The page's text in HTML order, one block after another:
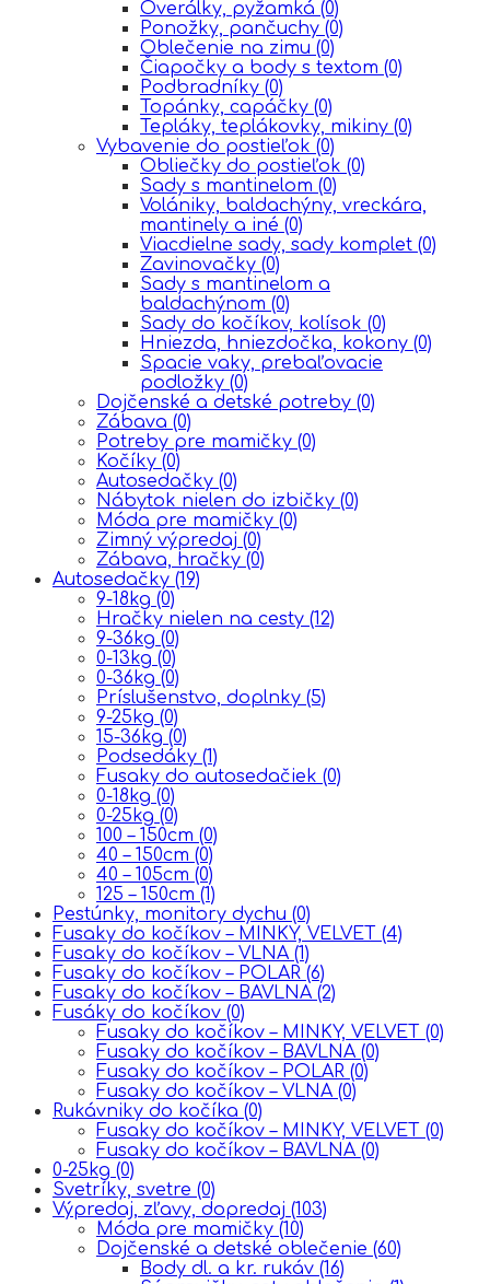
Overálky, pyžamká (0)
Ponožky, pančuchy (0)
Oblečenie na zimu (0)
Čiapočky a body s textom (0)
Podbradníky (0)
Topánky, capáčky (0)
Tepláky, teplákovky, mikiny (0)
Vybavenie do postieľok (0)
Obliečky do postieľok (0)
Sady s mantinelom (0)
Volániky, baldachýny, vreckára,
mantinely a iné (0)
Viacdielne sady, sady komplet (0)
Zavinovačky (0)
Sady s mantinelom a
baldachýnom (0)
Sady do kočíkov, kolísok (0)
Hniezda, hniezdočka, kokony (0)
Spacie vaky, prebaľovacie
podložky (0)
Dojčenské a detské potreby (0)
Zábava (0)
Potreby pre mamičky (0)
Kočíky (0)
Autosedačky (0)
Nábytok nielen do izbičky (0)
Móda pre mamičky (0)
Zimný výpredaj (0)
Zábava, hračky (0)
Autosedačky (19)
9-18kg (0)
Hračky nielen na cesty (12)
9-36kg (0)
0-13kg (0)
0-36kg (0)
Príslušenstvo, doplnky (5)
9-25kg (0)
15-36kg (0)
Podsedáky (1)
Fusaky do autosedačiek (0)
0-18kg (0)
0-25kg (0)
100 – 150cm (0)
40 – 150cm (0)
40 – 105cm (0)
125 – 150cm (1)
Pestúnky, monitory dychu (0)
Fusaky do kočíkov – MINKY, VELVET (4)
Fusaky do kočíkov – VLNA (1)
Fusaky do kočíkov – POLAR (6)
Fusaky do kočíkov – BAVLNA (2)
Fusáky do kočíkov (0)
Fusaky do kočíkov – MINKY, VELVET (0)
Fusaky do kočíkov – BAVLNA (0)
Fusaky do kočíkov – POLAR (0)
Fusaky do kočíkov – VLNA (0)
Rukávniky do kočíka (0)
Fusaky do kočíkov – MINKY, VELVET (0)
Fusaky do kočíkov – BAVLNA (0)
0-25kg (0)
Svetríky, svetre (0)
Výpredaj, zľavy, dopredaj (103)
Móda pre mamičky (10)
Dojčenské a detské oblečenie (60)
Body dl. a kr. rukáv (16)